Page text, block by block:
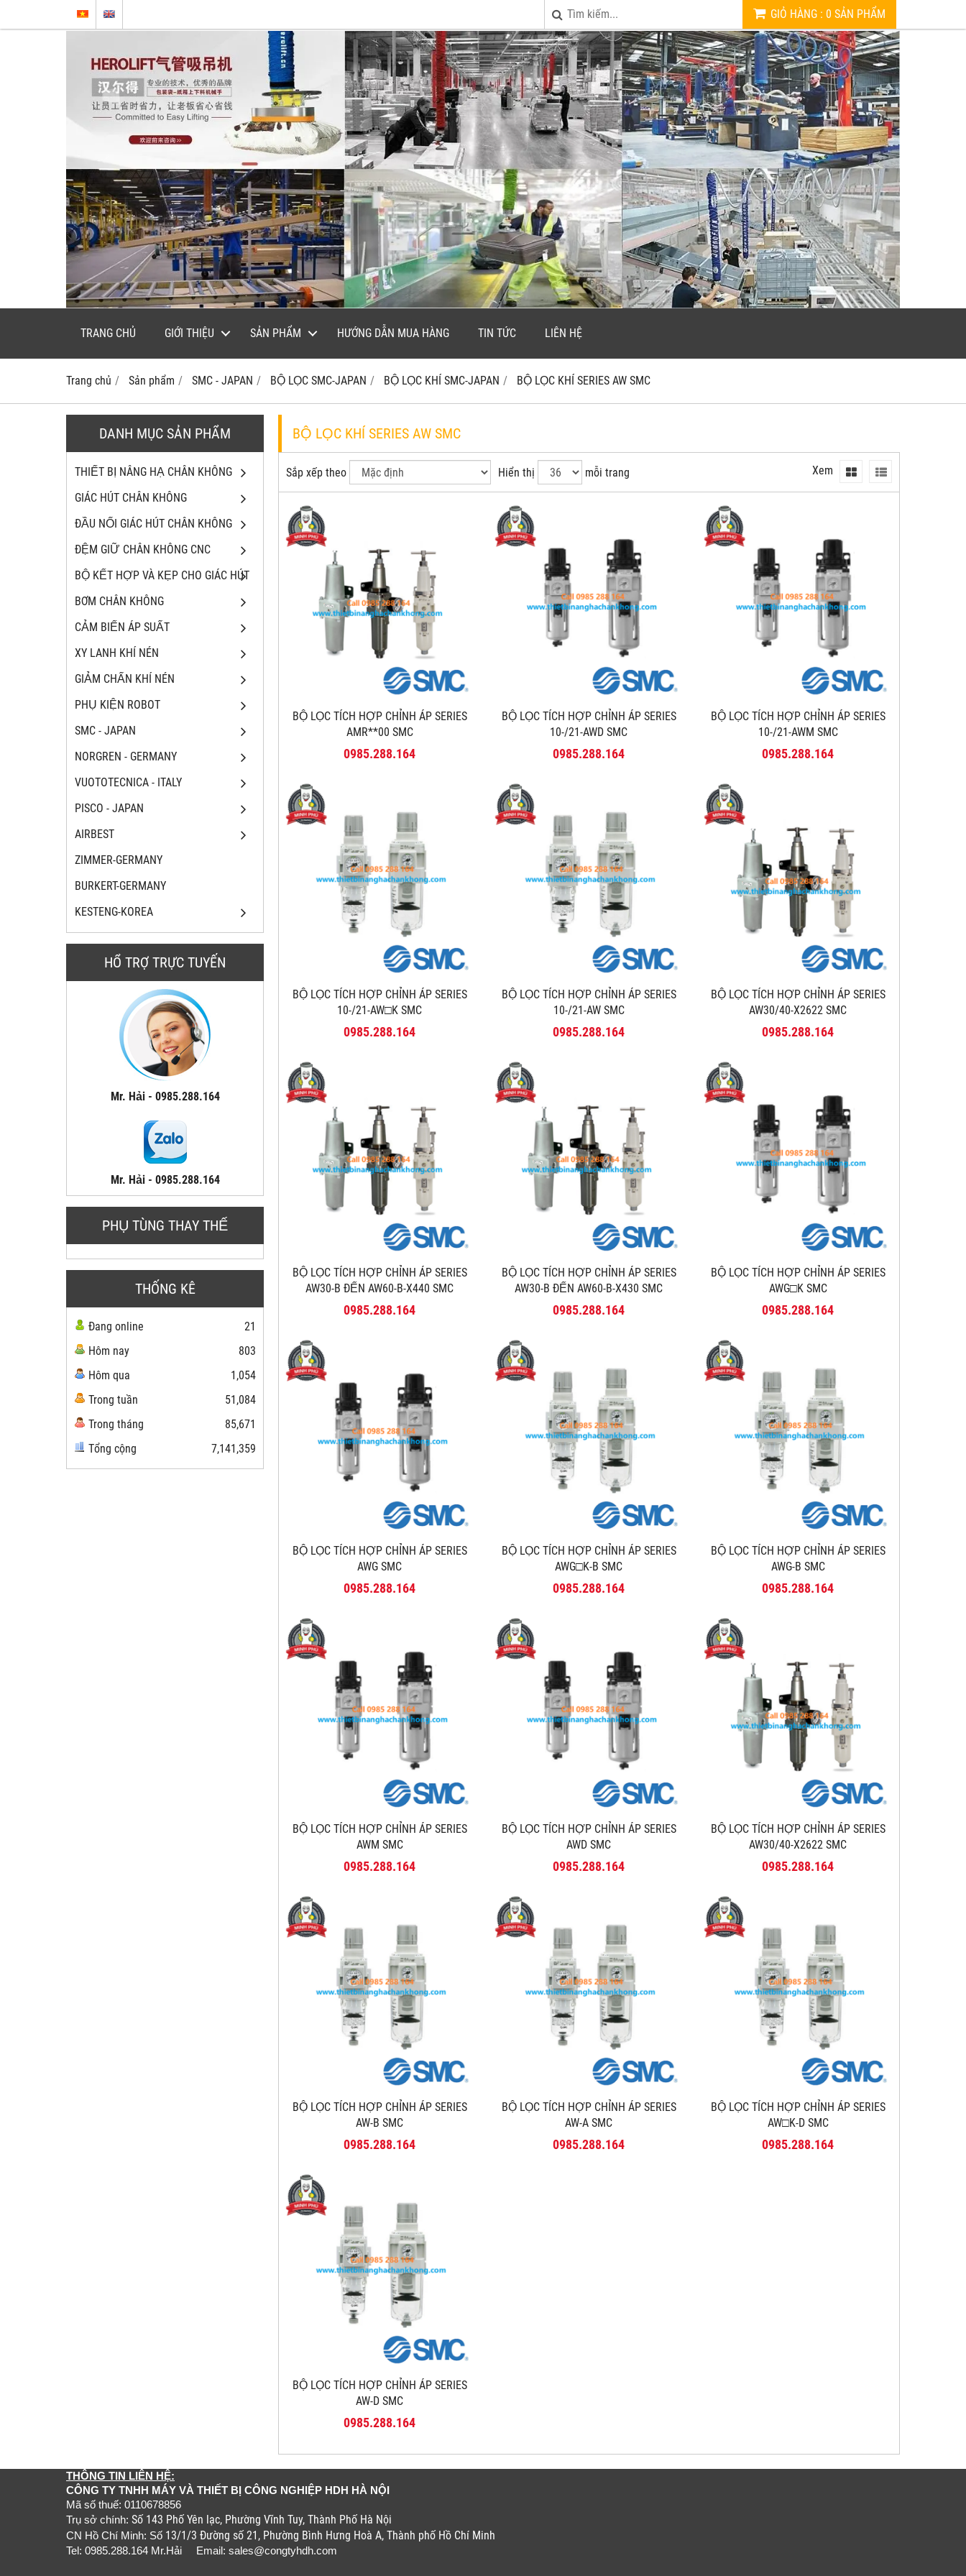
GIỎ HÀNG : 0 SẢN PHẨM
TRANG CHỦ GIỚI THIỆU SẢN PHẨM HƯỚNG DẪN MUA HÀNG TIN TỨC LIÊN HỆ
Trang chủ Sản phẩm SMC - JAPAN BỘ LỌC SMC-JAPAN BỘ LỌC KHÍ SMC-JAPAN BỘ LỌC KHÍ SERIES AW SMC
DANH MỤC SẢN PHẨM
THIẾT BỊ NÂNG HẠ CHÂN KHÔNG
GIÁC HÚT CHÂN KHÔNG
ĐẦU NỐI GIÁC HÚT CHÂN KHÔNG
ĐỆM GIỮ CHÂN KHÔNG CNC
BỘ KẾT HỢP VÀ KẸP CHO GIÁC HÚT
BƠM CHÂN KHÔNG
CẢM BIẾN ÁP SUẤT
XY LANH KHÍ NÉN
GIẢM CHẤN KHÍ NÉN
PHỤ KIỆN ROBOT
SMC - JAPAN
NORGREN - GERMANY
VUOTOTECNICA - ITALY
PISCO - JAPAN
AIRBEST
ZIMMER-GERMANY
BURKERT-GERMANY
KESTENG-KOREA
HỔ TRỢ TRỰC TUYẾN
Mr. Hải - 0985.288.164
Mr. Hải - 0985.288.164
PHỤ TÙNG THAY THẾ
THỐNG KÊ
Đang online
21
Hôm nay
803
Hôm qua
1,054
Trong tuần
51,084
Trong tháng
85,671
Tổng cộng
7,141,359
BỘ LỌC KHÍ SERIES AW SMC
Sắp xếp theo Hiển thị mỗi trang Xem
BỘ LỌC TÍCH HỢP CHỈNH ÁP SERIES
AMR**00 SMC
0985.288.164
BỘ LỌC TÍCH HỢP CHỈNH ÁP SERIES
10-/21-AWD SMC
0985.288.164
BỘ LỌC TÍCH HỢP CHỈNH ÁP SERIES
10-/21-AWM SMC
0985.288.164
BỘ LỌC TÍCH HỢP CHỈNH ÁP SERIES
10-/21-AW□K SMC
0985.288.164
BỘ LỌC TÍCH HỢP CHỈNH ÁP SERIES
10-/21-AW SMC
0985.288.164
BỘ LỌC TÍCH HỢP CHỈNH ÁP SERIES
AW30/40-X2622 SMC
0985.288.164
BỘ LỌC TÍCH HỢP CHỈNH ÁP SERIES
AW30-B ĐẾN AW60-B-X440 SMC
0985.288.164
BỘ LỌC TÍCH HỢP CHỈNH ÁP SERIES
AW30-B ĐẾN AW60-B-X430 SMC
0985.288.164
BỘ LỌC TÍCH HỢP CHỈNH ÁP SERIES
AWG□K SMC
0985.288.164
BỘ LỌC TÍCH HỢP CHỈNH ÁP SERIES
AWG SMC
0985.288.164
BỘ LỌC TÍCH HỢP CHỈNH ÁP SERIES
AWG□K-B SMC
0985.288.164
BỘ LỌC TÍCH HỢP CHỈNH ÁP SERIES
AWG-B SMC
0985.288.164
BỘ LỌC TÍCH HỢP CHỈNH ÁP SERIES
AWM SMC
0985.288.164
BỘ LỌC TÍCH HỢP CHỈNH ÁP SERIES
AWD SMC
0985.288.164
BỘ LỌC TÍCH HỢP CHỈNH ÁP SERIES
AW30/40-X2622 SMC
0985.288.164
BỘ LỌC TÍCH HỢP CHỈNH ÁP SERIES
AW-B SMC
0985.288.164
BỘ LỌC TÍCH HỢP CHỈNH ÁP SERIES
AW-A SMC
0985.288.164
BỘ LỌC TÍCH HỢP CHỈNH ÁP SERIES
AW□K-D SMC
0985.288.164
BỘ LỌC TÍCH HỢP CHỈNH ÁP SERIES
AW-D SMC
0985.288.164
THÔNG TIN LIÊN HỆ:
CÔNG TY TNHH MÁY VÀ THIẾT BỊ CÔNG NGHIỆP HDH HÀ NỘI
Mã số thuế: 0110678856
Trụ sở chính: Số 143 Phố Yên lạc, Phường Vĩnh Tuy, Thành Phố Hà Nội
CN Hồ Chí Minh: Số 13/1/3 Đường số 21, Phường Bình Hưng Hoà A, Thành phố Hồ Chí Minh
Tel: 0985.288.164 Mr.Hải Email: sales@congtyhdh.com